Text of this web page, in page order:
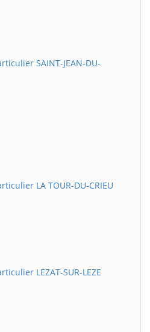
SAINT-JEAN-DU-
LA TOUR-DU-CRIEU
LEZAT-SUR-LEZE